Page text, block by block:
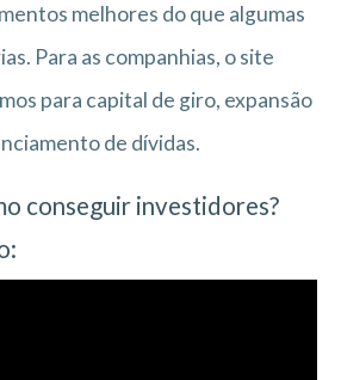
melhores do que algumas
Para as companhias, o site
para capital de giro, expansão
de dívidas.
conseguir investidores?